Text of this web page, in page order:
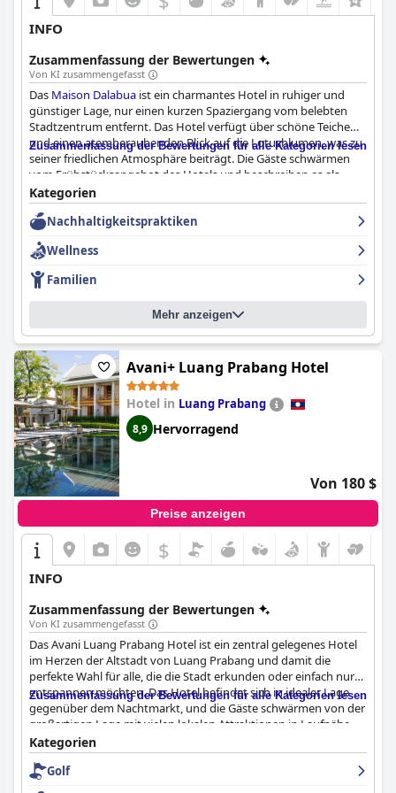
INFO
Zusammenfassung der Bewertungen
Von KI zusammengefasst
Das Maison Dalabua ist ein charmantes Hotel in ruhiger und
günstiger Lage, nur einen kurzen Spaziergang vom belebten
Stadtzentrum entfernt. Das Hotel verfügt über schöne Teiche
und einen atemberaubenden Blick auf die Lotusblumen, was zu
seiner friedlichen Atmosphäre beiträgt. Die Gäste schwärmen
vom Frühstücksangebot des Hotels und beschreiben es als
superlecker und erstaunlich mit großartigen Optionen. Die
Zimmer sind makellos und mit einer stilvollen Kombination aus
modernen und traditionellen Möbeln eingerichtet. Das Hotel
bietet verschiedene Zimmeroptionen, darunter Bungalows mit
Blick auf den UNESCO-Lotusteich und Zimmer mit Balkon und
Poolblick. Das Personal ist außergewöhnlich und tut alles, damit
sich die Gäste wie zu Hause fühlen. Gäste empfehlen einen
Aufenthalt imMaison Dalabuasehr und loben das fabelhafte,
freundliche und hilfsbereite Personal.
Zusammenfassung der Bewertungen für alle Kategorien lesen
Kategorien
Nachhaltigkeitspraktiken
Wellness
Familien
Mehr anzeigen
Avani+ Luang Prabang Hotel
Hotel in Luang Prabang
8,9 Hervorragend
Von 180 $
Preise anzeigen
$
INFO
Zusammenfassung der Bewertungen
Von KI zusammengefasst
Das Avani Luang Prabang Hotel ist ein zentral gelegenes Hotel
im Herzen der Altstadt von Luang Prabang und damit die
perfekte Wahl für alle, die die Stadt erkunden oder einfach nur
entspannen möchten. Das Hotel befindet sich in idealer Lage
gegenüber dem Nachtmarkt, und die Gäste schwärmen von der
großartigen Lage mit vielen lokalen Attraktionen in Laufnähe.
Das Frühstücksangebot mit einem ausgezeichneten Buffet, das
sowohl asiatische als auch westliche Speisen enthält, wird sehr
gelobt. Die Zimmer sind im Allgemeinen sehr gut und sauber,
das Personal ist freundlich und einige Zimmer verfügen über
Zusammenfassung der Bewertungen für alle Kategorien lesen
Kategorien
Golf